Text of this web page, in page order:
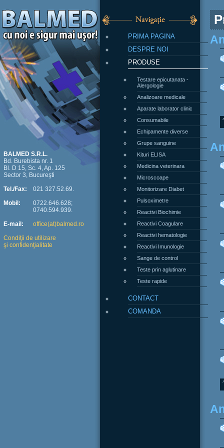
PRIMA PAGINA
DESPRE NOI
PRODUSE
Testare epicutanata -
Alergologie
Analizoare medicale
Aparate laborator clinic
Consumabile
Echipamente diverse
Grupe sanguine
Kituri ELISA
Medicina veterinara
Microscoape
Monitorizare Diabet
Pulsoximetre
Reactivi Biochimie
Reactivi Coagulare
Reactivi hematologie
Reactivi Imunologie
Sange de control
Teste prin aglutinare
Teste rapide
CONTACT
COMANDA
BALMED S.R.L.
Bd. Burebista nr. 1
Bl. D 15, Sc. 4, Ap. 125
Sector 3, Bucureşti
Tel./Fax:
Mobil:
E-mail:
021 327.52.69.
0722.646.628;
0740.594.939.
office(at)balmed.ro
Condiţii de utilizare
şi confidenţialitate